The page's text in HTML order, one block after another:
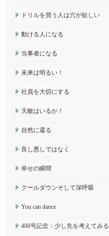
ドリルを買う人は穴が欲しい
動ける人になる
当事者になる
未来は明るい！
社員を大切にする
天敵はいるか！
自然に還る
良し悪しではなく
幸せの瞬間
クールダウンそして深呼吸
You can dance
400号記念：少し先を考えてみる